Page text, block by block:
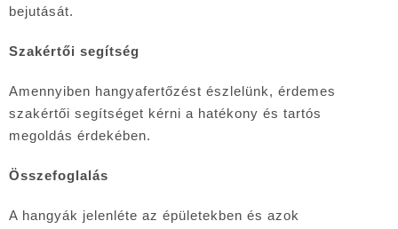
bejutását.
Szakértői segítség
Amennyiben hangyafertőzést észlelünk, érdemes
szakértői segítséget kérni a hatékony és tartós
megoldás érdekében.
Összefoglalás
A hangyák jelenléte az épületekben és azok